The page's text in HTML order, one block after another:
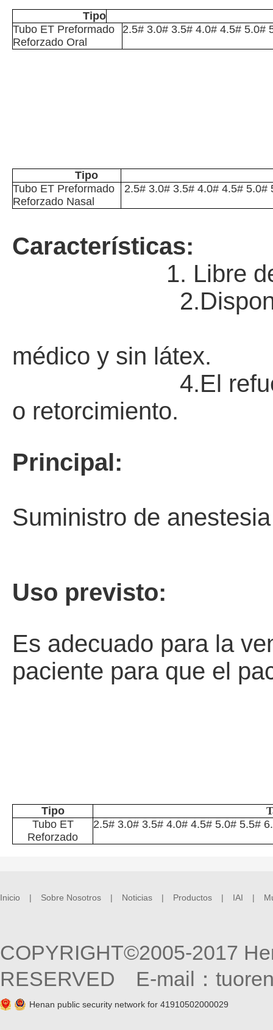
Tipo
Tubo ET Preformado
Reforzado Oral
2.5# 3.0# 3.5# 4.0# 4.5# 5.0#
Tipo
Tubo ET Preformado
Reforzado Nasal
2.5# 3.0# 3.5# 4.0# 4.5#
Características:
1. Libre
2.
médico y sin látex.
4.El refuerzo en
o retorcimiento.
Principal:
Suministro de
Uso previsto:
Es adecuado para la
paciente para que el
Tipo
Tubo ET
Reforzado
2.5# 3.0# 3.5# 4.0# 4.5# 5.0# 5.5#
Inicio | Sobre Nosotros | Noticias | Productos | IAI |
COPYRIGHT©2005-2017
RESERVED E-mail：
Henan public security network for 41910502000029